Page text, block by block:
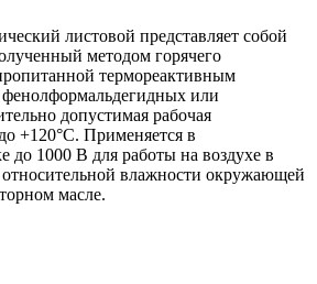
листовой представляет собой
методом горячего
термореактивным
или
допустимая рабочая
+120°С. Применяется в
до 1000 В для работы на воздухе в
влажности окружающей
масле.